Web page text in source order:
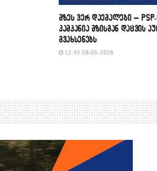
მზეს ვერ დაემალები –
კამპანია მზისგან დაცვის
გვახსენებს
12:55 08-05-2026